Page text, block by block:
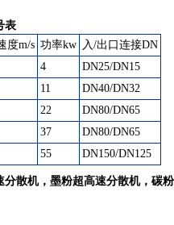
表
度m/s 功率kw 入/出口连接DN
4
DN25/DN15
11
DN40/DN32
22
DN80/DN65
37
DN80/DN65
55 DN150/DN125
分散机，墨粉超高速分散机，碳